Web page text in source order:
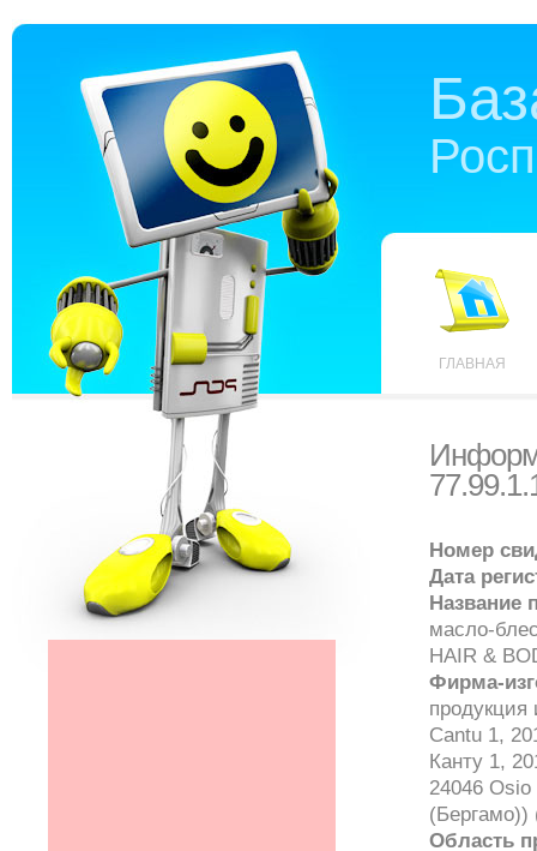
ГЛАВНАЯ
Номер
Дата
Название
масло-
HAIR &
Фирма-
Cantu 1,
Канту 1,
24046
(Бергамо))
Область